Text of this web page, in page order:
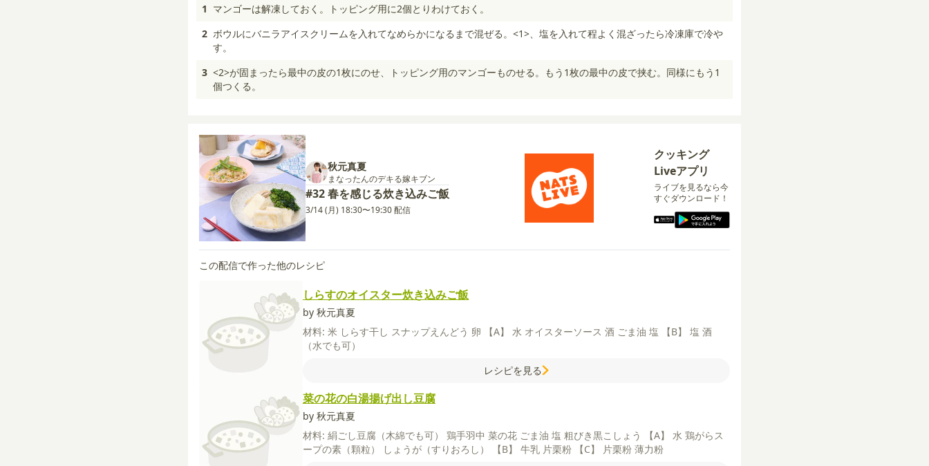
1 マンゴーは解凍しておく。トッピング用に2個とりわけておく。
2 ボウルにバニラアイスクリームを入れてなめらかになるまで混ぜる。<1>、塩を入れて程よく混ざったら冷凍庫で冷や
す。
3 <2>が固まったら最中の皮の1枚にのせ、トッピング用のマンゴーものせる。もう1枚の最中の皮で挟む。同様にもう1
個つくる。
秋元真夏
まなったんのデキる嫁キブン
#32 春を感じる炊き込みご飯
3/14 (月) 18:30〜19:30 配信
クッキング
Liveアプリ
ライブを見るなら今
すぐダウンロード！
この配信で作った他のレシピ
しらすのオイスター炊き込みご飯
by 秋元真夏
材料: 米 しらす干し スナップえんどう 卵 【A】 水 オイスターソース 酒 ごま油 塩 【B】 塩 酒
（水でも可）
レシピを見る
菜の花の白湯揚げ出し豆腐
by 秋元真夏
材料: 絹ごし豆腐（木綿でも可） 鶏手羽中 菜の花 ごま油 塩 粗びき黒こしょう 【A】 水 鶏がらス
ープの素（顆粒）
しょうが（すりおろし） 【B】 牛乳 片栗粉 【C】 片栗粉 薄力粉